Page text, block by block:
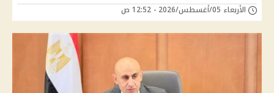
الأربعاء 05/أغسطس/2026 - 12:52 ص